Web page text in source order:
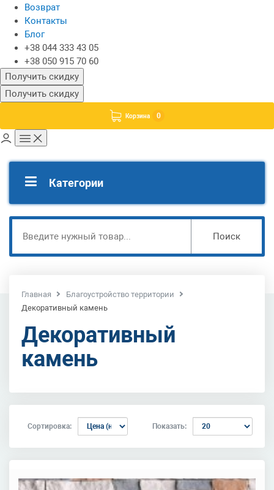
Возврат
Контакты
Блог
+38 044 333 43 05
+38 050 915 70 60
Получить скидку
Получить скидку
Корзина 0
Категории
Поиск
Главная
Благоустройство территории
Декоративный камень
Декоративный
камень
Показать:
Сортировка: